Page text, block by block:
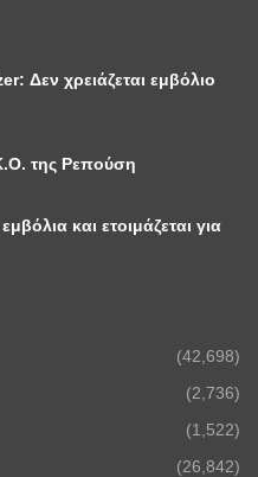
Δεν χρειάζεται εμβόλιο
της Ρεπούση
και ετοιμάζεται για
(42,698)
(2,736)
(1,522)
(26,842)